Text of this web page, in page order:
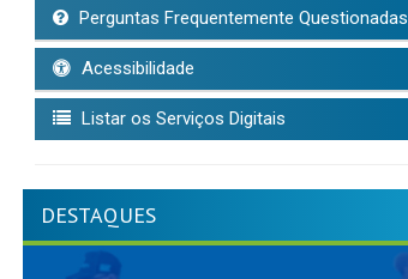
Perguntas Frequentemente Questionadas
Acessibilidade
Listar os Serviços Digitais
DESTAQUES